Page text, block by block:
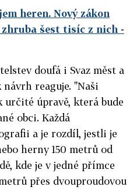
heren. Nový zákon
zhruba šest tisíc z nich -
doufá i Svaz měst a
návrh reaguje. "Naši
úpravě, která bude
obci. Každá
a je rozdíl, jestli je
herny 150 metrů od
kde je v jedné přímce
přes dvouproudovou